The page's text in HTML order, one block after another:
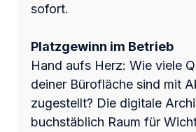
sofort.
Platzgewinn im Betrieb
Hand aufs Herz: Wie viele
deiner Bürofläche sind mit
zugestellt? Die digitale
buchstäblich Raum für